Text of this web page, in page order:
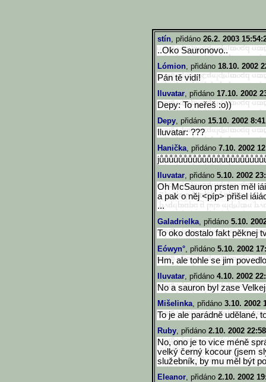
stín, přidáno 26.2. 2003
..Oko Sauronovo..
Lómion, přidáno 18.10. 2002
Pán tě vidí!
Iluvatar, přidáno 17.10. 2002
Depy: To neřeš :o))
Depy, přidáno 15.10. 2002
Iluvatar: ???
Hanička, přidáno 7.10. 2002
Iluvatar, přidáno 5.10. 2002
Oh McSauron prsten měl
a pak o něj <píp> přišel
...
Galadrielka, přidáno 5.10.
To oko dostalo fakt pěknej
Eówyn°, přidáno 5.10. 2002
Hm, ale tohle se jim
Iluvatar, přidáno 4.10. 2002
No a sauron byl zase
Mišelinka, přidáno 3.10. 2002
To je ale parádně udělané,
Ruby, přidáno 2.10. 2002
No, ono je to vice méně
velký černý kocour (jsem
služebník, by mu měl být
Eleanor, přidáno 2.10. 2002